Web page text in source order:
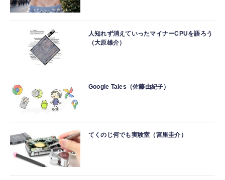
人知れず消えていったマイナーCPUを語ろう
（大原雄介）
Google Tales（佐藤由紀子）
てくのじ何でも実験室（宮里圭介）